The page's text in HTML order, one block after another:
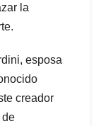
la
esposa
creador
de